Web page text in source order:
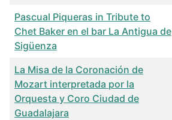
Pascual Piqueras in Tribute to
Chet Baker en el bar La Antigua de
Sigüenza
La Misa de la Coronación de
Mozart interpretada por la
Orquesta y Coro Ciudad de
Guadalajara